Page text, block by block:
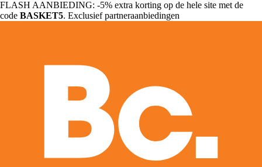
FLASH AANBIEDING: -5% extra korting op de hele site met de
code BASKET5. Exclusief partneraanbiedingen